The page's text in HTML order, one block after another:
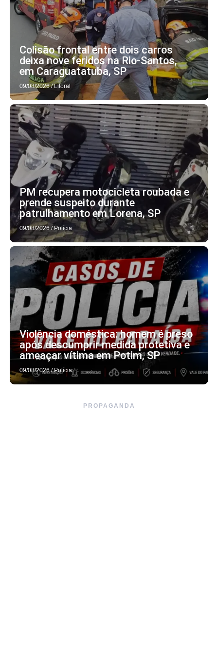
Colisão frontal entre dois carros
deixa nove feridos na Rio-Santos,
em Caraguatatuba, SP
09/08/2026 / Litoral
PM recupera motocicleta roubada e
prende suspeito durante
patrulhamento em Lorena, SP
09/08/2026 / Polícia
Violência doméstica: homem é preso
após descumprir medida protetiva e
ameaçar vítima em Potim, SP
09/08/2026 / Polícia
PROPAGANDA